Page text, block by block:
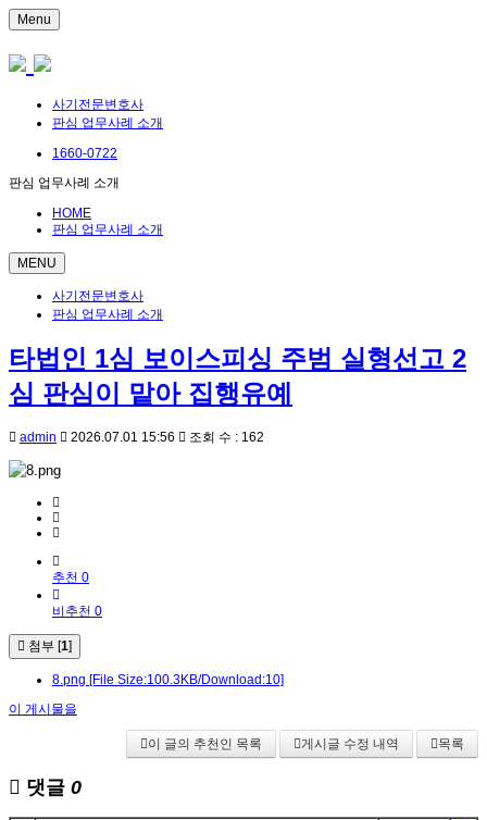
Menu
사기전문변호사
판심 업무사례 소개
1660-0722
판심 업무사례 소개
HOME
판심 업무사례 소개
MENU
사기전문변호사
판심 업무사례 소개
타법인 1심 보이스피싱 주범 실형선고 2
심 판심이 맡아 집행유예
admin 2026.07.01 15:56 조회 수 : 162
추천 0
비추천 0
첨부 [1]
8.png [File Size:100.3KB/Download:10]
이 게시물을
이 글의 추천인 목록 게시글 수정 내역 목록
댓글 0